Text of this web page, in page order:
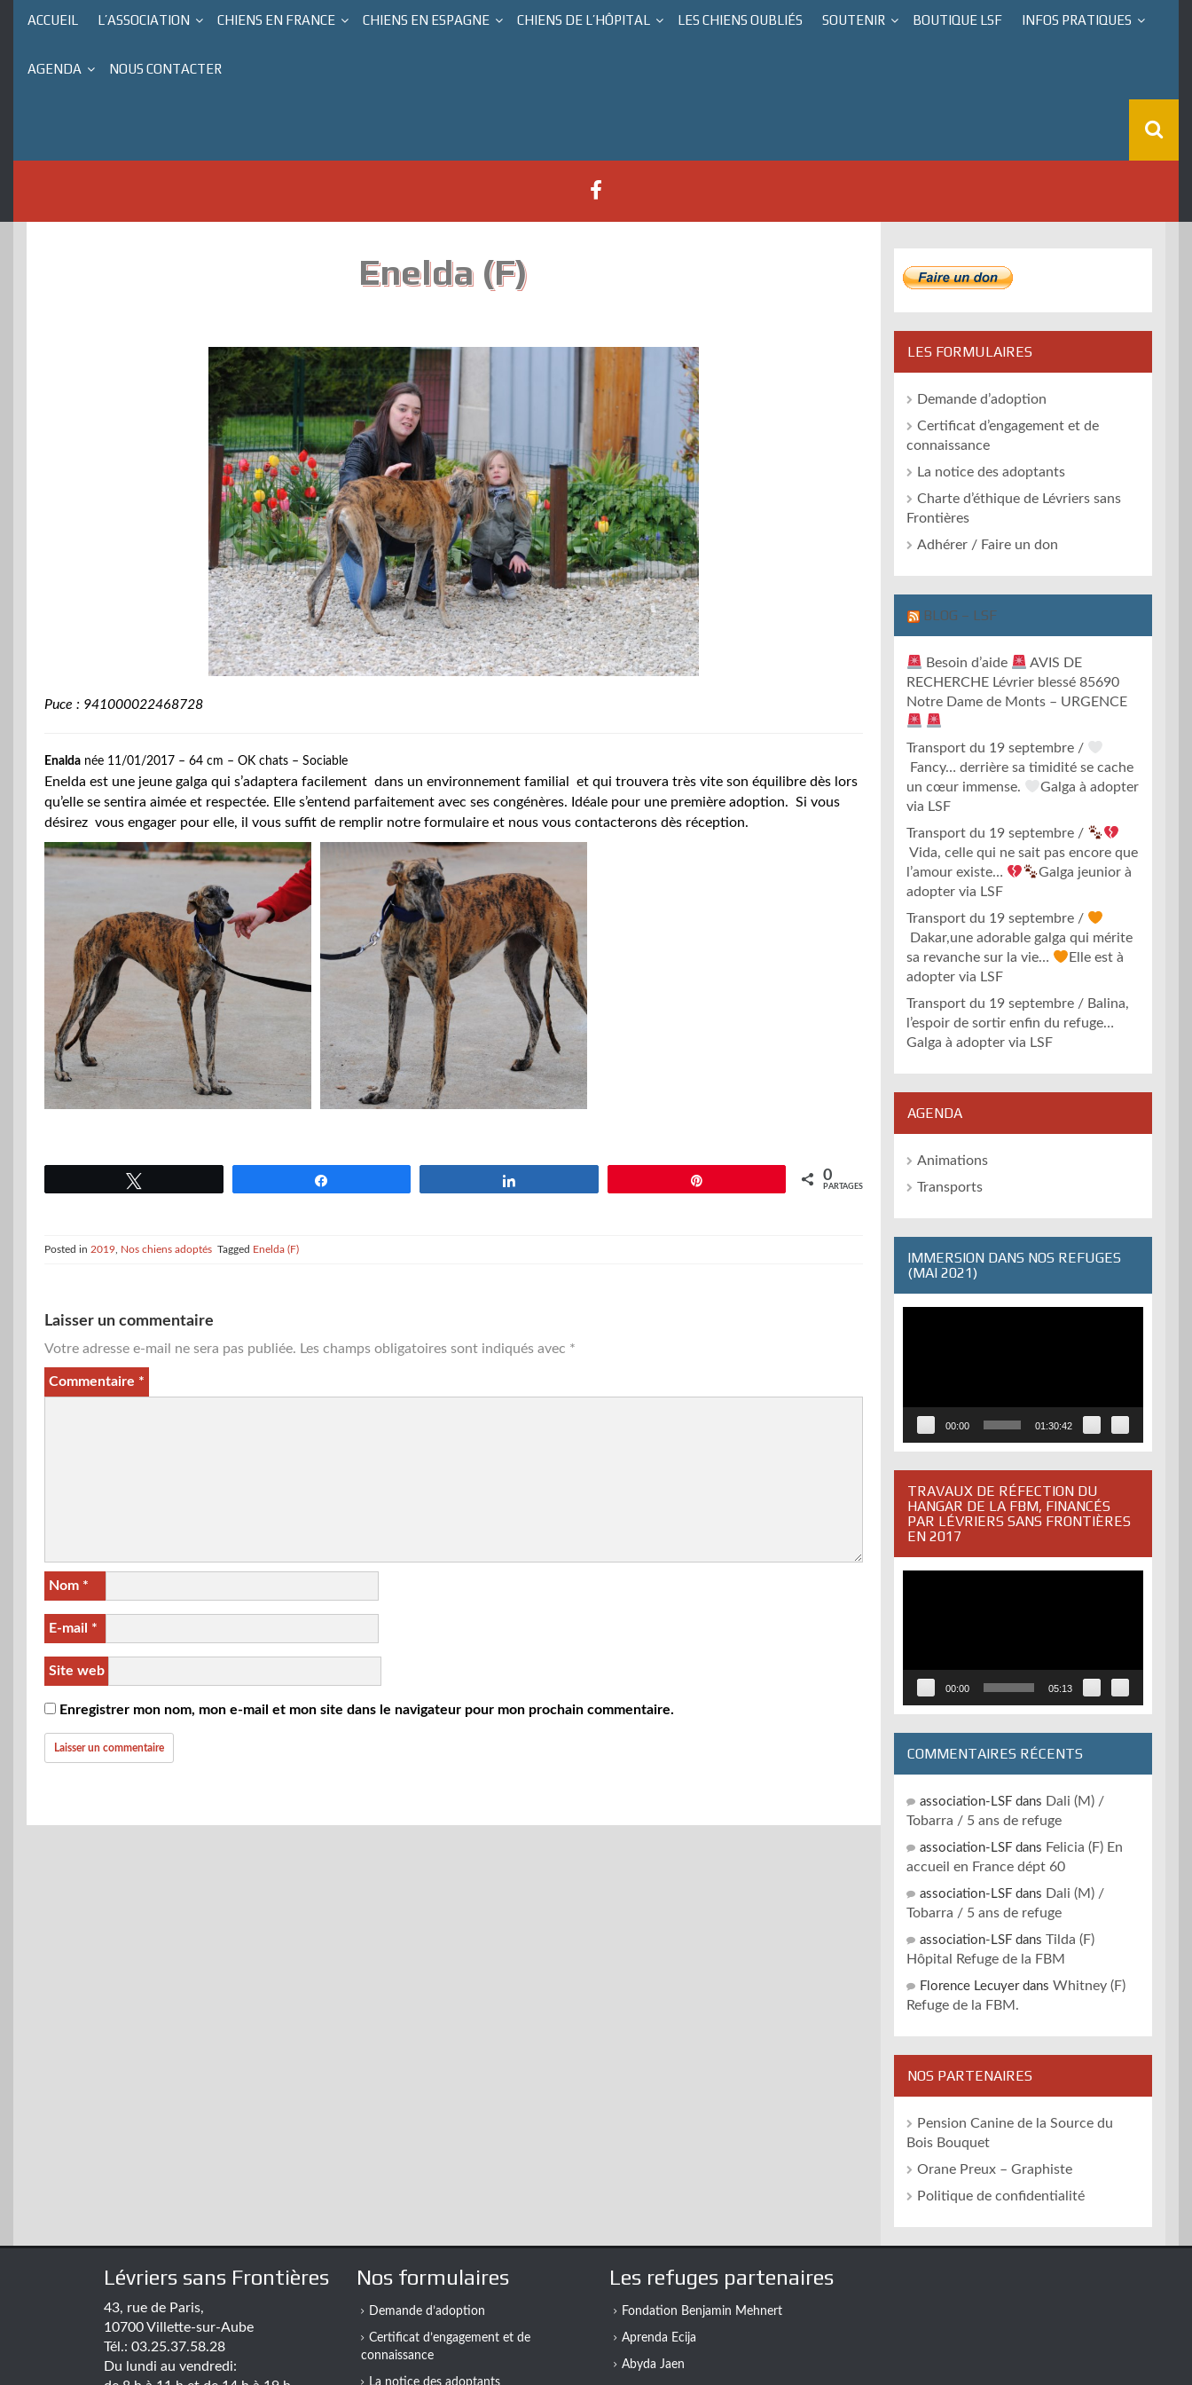
ACCUEIL L’ASSOCIATION CHIENS EN FRANCE CHIENS EN ESPAGNE CHIENS DE L’HÔPITAL LES CHIENS OUBLIÉS SOUTENIR BOUTIQUE LSF INFOS PRATIQUES
AGENDA NOUS CONTACTER
Enelda (F)
Puce : 941000022468728
Enalda née 11/01/2017 – 64 cm – OK chats – Sociable
Enelda est une jeune galga qui s’adaptera facilement dans un environnement familial et qui trouvera très vite son équilibre dès lors
qu’elle se sentira aimée et respectée. Elle s’entend parfaitement avec ses congénères. Idéale pour une première adoption. Si vous
désirez vous engager pour elle, il vous suffit de remplir notre formulaire et nous vous contacterons dès réception.
0
PARTAGES
Posted in 2019 Nos chiens adoptés Tagged Enelda (F)
Laisser un commentaire
Votre adresse e-mail ne sera pas publiée. Les champs obligatoires sont indiqués avec *
Commentaire *
Nom *
E-mail *
Site web
Enregistrer mon nom, mon e-mail et mon site dans le navigateur pour mon prochain commentaire.
LES FORMULAIRES
Demande d’adoption
Certificat d’engagement et de
connaissance
La notice des adoptants
Charte d’éthique de Lévriers sans
Frontières
Adhérer / Faire un don
BLOG – LSF
Besoin d’aide
AVIS DE
RECHERCHE Lévrier blessé 85690
Notre Dame de Monts – URGENCE
Transport du 19 septembre /
Fancy… derrière sa timidité se cache
un cœur immense.
Galga à adopter
via LSF
Transport du 19 septembre /
Vida, celle qui ne sait pas encore que
l’amour existe…
Galga jeunior à
adopter via LSF
Transport du 19 septembre /
Dakar,une adorable galga qui mérite
sa revanche sur la vie…
Elle est à
adopter via LSF
Transport du 19 septembre / Balina,
l’espoir de sortir enfin du refuge…
Galga à adopter via LSF
AGENDA
Animations
Transports
IMMERSION DANS NOS REFUGES
(MAI 2021)
00:00 01:30:42
TRAVAUX DE RÉFECTION DU
HANGAR DE LA FBM, FINANCÉS
PAR LÉVRIERS SANS FRONTIÈRES
EN 2017
00:00 05:13
COMMENTAIRES RÉCENTS
association-LSF dans Dali (M) /
Tobarra / 5 ans de refuge
association-LSF dans Felicia (F) En
accueil en France dépt 60
association-LSF dans Dali (M) /
Tobarra / 5 ans de refuge
association-LSF dans Tilda (F)
Hôpital Refuge de la FBM
Florence Lecuyerdans Whitney (F)
Refuge de la FBM.
NOS PARTENAIRES
Pension Canine de la Source du
Bois Bouquet
Orane Preux – Graphiste
Politique de confidentialité
Lévriers sans Frontières
43, rue de Paris,
10700 Villette-sur-Aube
Tél.: 03.25.37.58.28
Du lundi au vendredi:
Nos formulaires
Demande d’adoption
Certificat d’engagement et de
connaissance
La notice des adoptants
Les refuges partenaires
Fondation Benjamin Mehnert
Aprenda Ecija
Abyda Jaen